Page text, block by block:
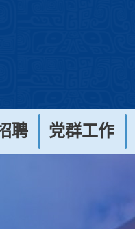
聘 党群工作